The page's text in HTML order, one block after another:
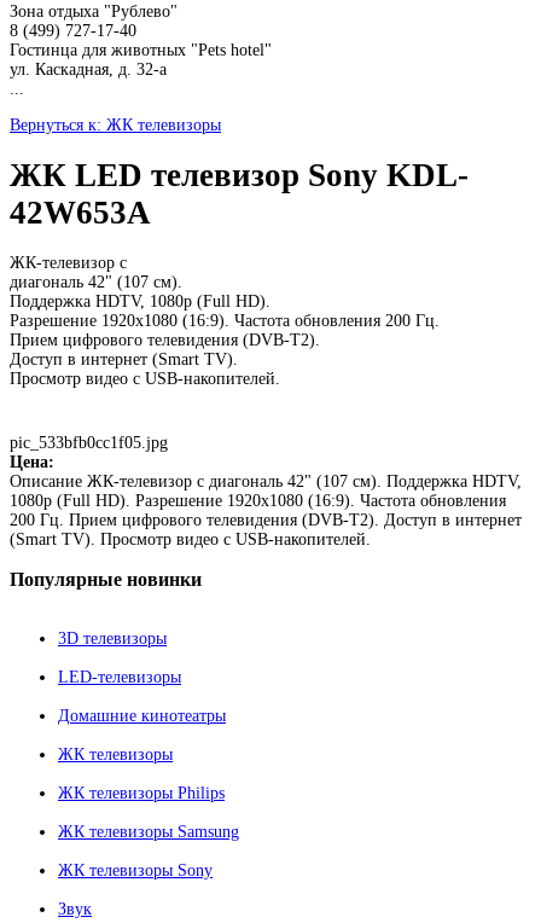
Зона отдыха "Рублево"
8 (499) 727-17-40
Гостинца для животных "Рets hotel"
ул. Каскадная, д. 32-а
Вернуться к: ЖК телевизоры
ЖК LED телевизор Sony KDL-
42W653A
ЖК-телевизор с
диагональ 42" (107 см).
Поддержка HDTV, 1080p (Full HD).
Разрешение 1920x1080 (16:9). Частота обновления 200 Гц.
Прием цифрового телевидения (DVB-T2).
Доступ в интернет (Smart TV).
Просмотр видео с USB-накопителей.
pic_533bfb0cc1f05.jpg
Цена:
Описание ЖК-телевизор с диагональ 42" (107 см). Поддержка HDTV,
1080p (Full HD). Разрешение 1920x1080 (16:9). Частота обновления
200 Гц. Прием цифрового телевидения (DVB-T2). Доступ в интернет
(Smart TV). Просмотр видео с USB-накопителей.
Популярные новинки
3D телевизоры
LED-телевизоры
Домашние кинотеатры
ЖК телевизоры
ЖК телевизоры Philips
ЖК телевизоры Samsung
ЖК телевизоры Sony
Звук